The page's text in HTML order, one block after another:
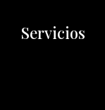
Servicios